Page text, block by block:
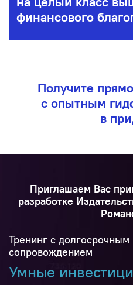
финансового
Получите
с опытным
в
Приглашаем Вас
разработке
Тренинг с долгосрочным
сопровождением
Умные